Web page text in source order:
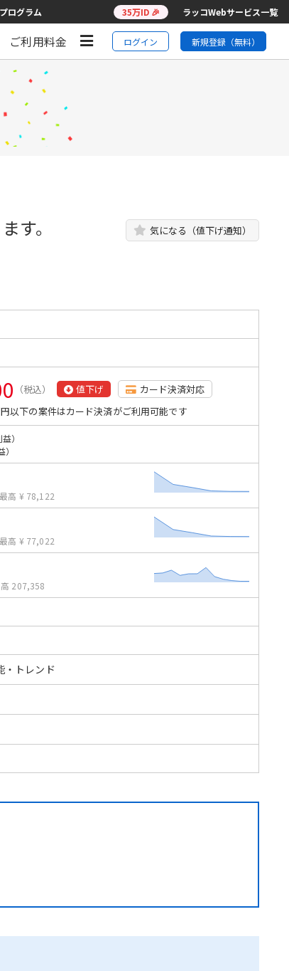
ログラム 35万ID 🎉 ラッコWebサービス一覧
ご利用料金 ログイン 新規登録（無料）
す。 気になる（値下げ通知）
（税込） 値下げ
カード決済対応
以下の案件はカード決済がご利用可能です
）
）
最高 ¥ 78,122
最高 ¥ 77,022
207,358
・トレンド